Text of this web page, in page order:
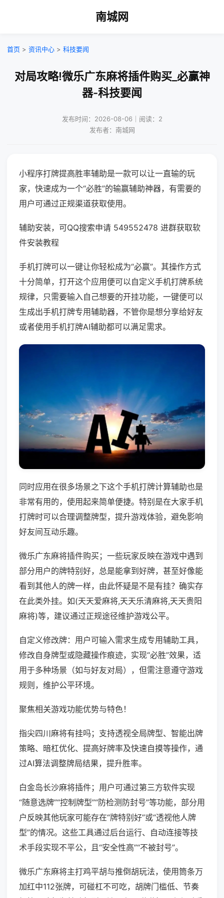
南城网
首页 > 资讯中心 > 科技要闻
对局攻略!微乐广东麻将插件购买_必赢神
器-科技要闻
发布时间：2026-08-06｜阅读：2
发布者：南城网
小程序打牌提高胜率辅助是一款可以让一直输的玩
家，快速成为一个“必胜”的输赢辅助神器，有需要的
用户可通过正规渠道获取使用。
辅助安装，可QQ搜索申请 549552478 进群获取软
件安装教程
手机打牌可以一键让你轻松成为“必赢”。其操作方式
十分简单，打开这个应用便可以自定义手机打牌系统
规律，只需要输入自己想要的开挂功能，一键便可以
生成出手机打牌专用辅助器，不管你是想分享给好友
或者使用手机打牌AI辅助都可以满足需求。
同时应用在很多场景之下这个手机打牌计算辅助也是
非常有用的，使用起来简单便捷。特别是在大家手机
打牌时可以合理调整牌型，提升游戏体验，避免影响
好友间互动乐趣。
微乐广东麻将插件购买；一些玩家反映在游戏中遇到
部分用户的牌特别好，总是能拿到好牌，甚至好像能
看到其他人的牌一样，由此怀疑是不是有挂？确实存
在此类外挂。如(天天爱麻将,天天乐清麻将,天天贵阳
麻将)等，建议通过正规途径维护游戏公平。
自定义修改牌：用户可输入需求生成专用辅助工具，
修改自身牌型或隐藏操作痕迹，实现“必胜”效果，适
用于多种场景（如与好友对局），但需注意遵守游戏
规则，维护公平环境。
聚焦相关游戏功能优势与特色！
指尖四川麻将有挂吗；支持透视全局牌型、智能出牌
策略、暗杠优化、提高好牌率及快速自摸等操作，通
过AI算法调整牌局结果，提升胜率。
白金岛长沙麻将插件；用户可通过第三方软件实现
“随意选牌”“控制牌型”“防检测防封号”等功能，部分用
户反映其他玩家可能存在“牌特别好”或“透视他人牌
型”的情况。这些工具通过后台运行、自动连接等技
术手段实现不平公，且“安全性高”“不被封号”。
微乐广东麻将主打鸡平胡与推倒胡玩法，使用筒条万
加红中112张牌，可碰杠不可吃，胡牌门槛低、节奏